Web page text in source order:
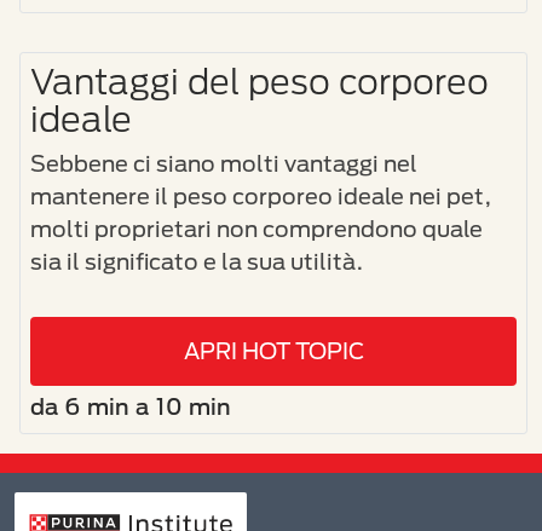
Vantaggi del peso corporeo
ideale
Sebbene ci siano molti vantaggi nel
mantenere il peso corporeo ideale nei pet,
molti proprietari non comprendono quale
sia il significato e la sua utilità.
APRI HOT TOPIC
da 6 min a 10 min